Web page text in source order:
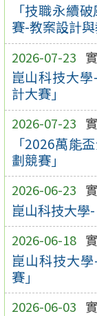
「技職永續
賽-教案設計
2026-07-23
崑山科技大
計大賽」
2026-07-23
「2026萬能
劃競賽」
2026-06-23
崑山科技大學
2026-06-18
崑山科技大
賽」
2026-06-03